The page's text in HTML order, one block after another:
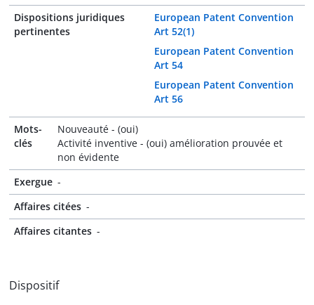
Dispositions juridiques
pertinentes
European Patent Convention
Art 52(1)
European Patent Convention
Art 54
European Patent Convention
Art 56
Mots-
clés
Nouveauté - (oui)
Activité inventive - (oui) amélioration prouvée et
non évidente
Exergue -
Affaires citées -
Affaires citantes -
Dispositif